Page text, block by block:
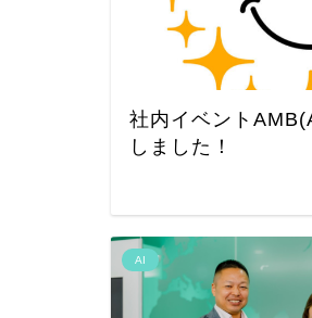
社内イベント
しました！
AI